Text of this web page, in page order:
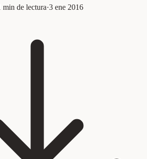
min de lectura·3 ene 2016